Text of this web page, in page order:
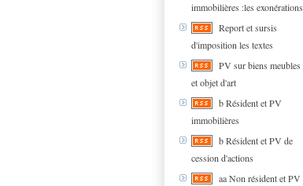
immobilières :les exonérations
Report et sursis
d'imposition les textes
PV sur biens meubles
et objet d'art
b Résident et PV
immobilières
b Résident et PV de
cession d'actions
aa Non résident et PV